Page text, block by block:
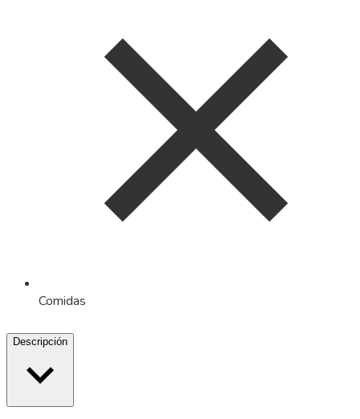
Comidas
Descripción